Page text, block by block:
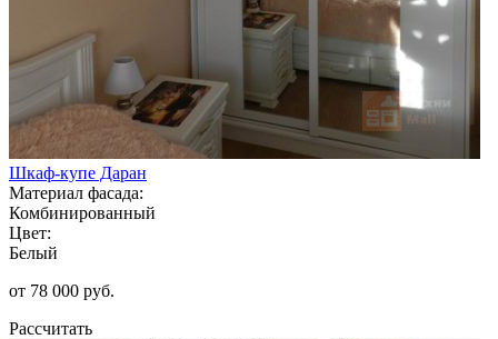
Шкаф-купе Даран
Материал фасада:
Комбинированный
Цвет:
Белый
от 78 000 руб.
Рассчитать